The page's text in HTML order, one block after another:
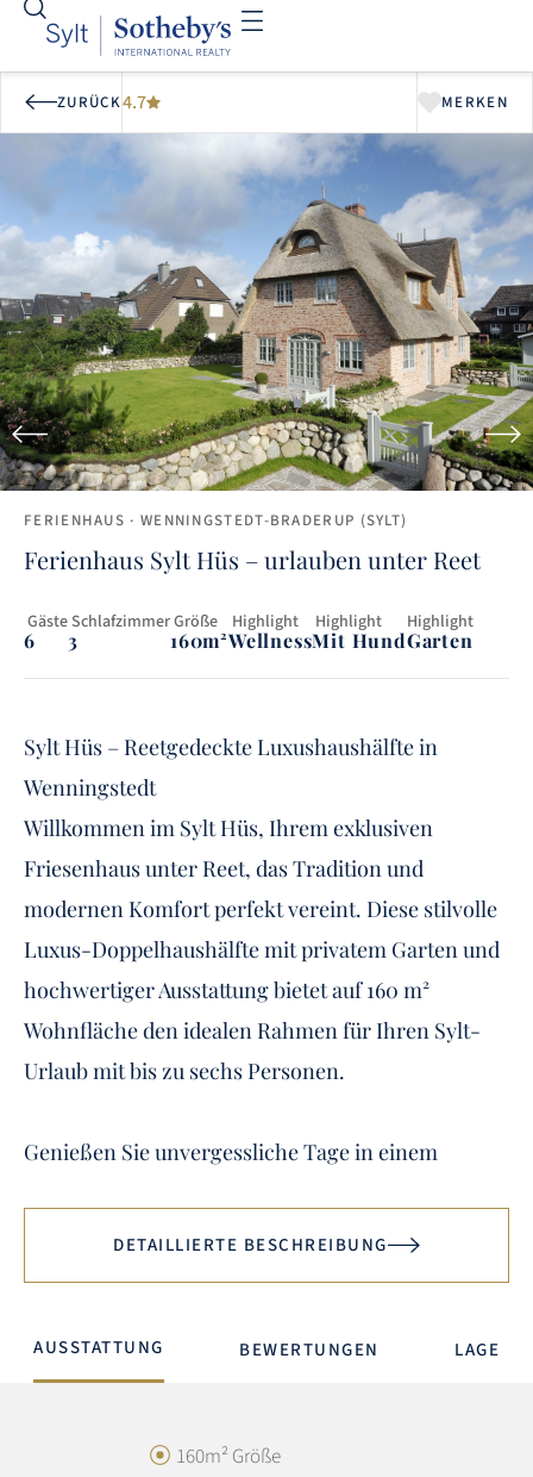
ZURÜCK4.7 MERKEN
FERIENHAUS · WENNINGSTEDT-BRADERUP (SYLT)
Ferienhaus Sylt Hüs – urlauben unter Reet
6
Gäste
3
Schlafzimmer
160m²
Größe
Wellness
Highlight
Mit Hund
Highlight
Garten
Highlight
Sylt Hüs – Reetgedeckte Luxushaushälfte in
Wenningstedt
Willkommen im Sylt Hüs, Ihrem exklusiven
Friesenhaus unter Reet, das Tradition und
modernen Komfort perfekt vereint. Diese stilvolle
Luxus-Doppelhaushälfte mit privatem Garten und
hochwertiger Ausstattung bietet auf 160 m²
Wohnfläche den idealen Rahmen für Ihren Sylt-
Urlaub mit bis zu sechs Personen.
Genießen Sie unvergessliche Tage in einem
DETAILLIERTE BESCHREIBUNG
AUSSTATTUNG BEWERTUNGEN LAGE
160m² Größe